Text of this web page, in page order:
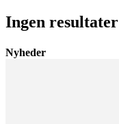
Ingen resultater
Nyheder